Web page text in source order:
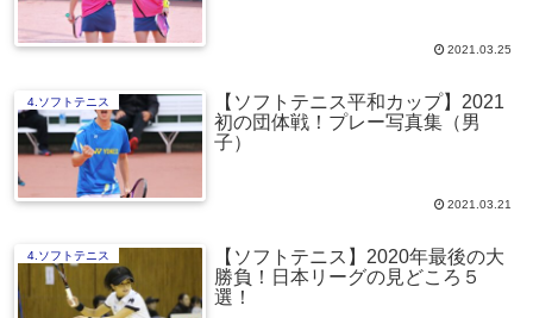
2021.03.25
4.ソフトテニス
【ソフトテニス平和カップ】2021
初の団体戦！プレー写真集（男
子）
2021.03.21
4.ソフトテニス
【ソフトテニス】2020年最後の大
勝負！日本リーグの見どころ５
選！